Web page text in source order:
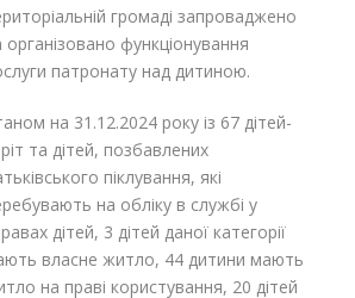
громаді запроваджено
організовано функціонування
патронату над дитиною.
на 31.12.2024 року із 67 дітей-
та дітей, позбавлених
піклування, які
на обліку в службі у
дітей, 3 дітей даної категорії
власне житло, 44 дитини мають
на праві користування, 20 дітей